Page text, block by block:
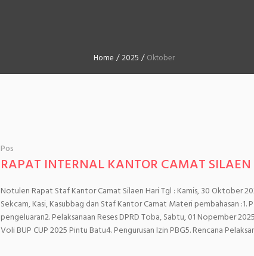
Home /2025 /Oktober
Pos
RAPAT INTERNAL KANTOR CAMAT SILAEN
Notulen Rapat Staf Kantor Camat Silaen Hari Tgl : Kamis, 30 Oktober
Sekcam, Kasi, Kasubbag dan Staf Kantor Camat Materi pembahasan :1.
pengeluaran2. Pelaksanaan Reses DPRD Toba, Sabtu, 01 Nopember
Voli BUP CUP 2025 Pintu Batu4. Pengurusan Izin PBG5. Rencana